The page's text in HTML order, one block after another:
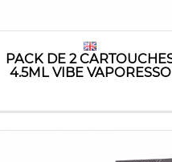
PACK DE 2
4.5ML VIBE VAPORESSO